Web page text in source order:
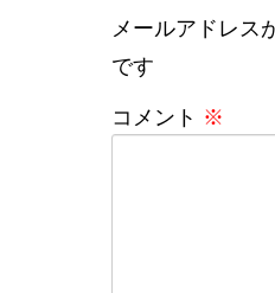
メールアドレス
です
コメント ※